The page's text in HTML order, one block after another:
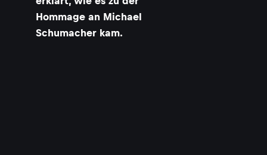
Hommage an Michael
Schumacher kam.